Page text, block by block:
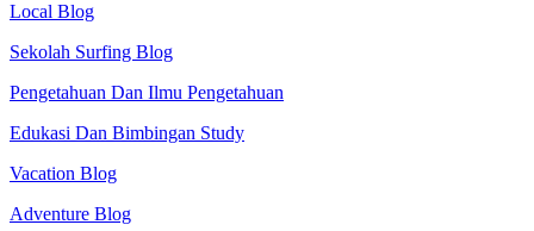
Local Blog
Sekolah Surfing Blog
Pengetahuan Dan Ilmu Pengetahuan
Edukasi Dan Bimbingan Study
Vacation Blog
Adventure Blog